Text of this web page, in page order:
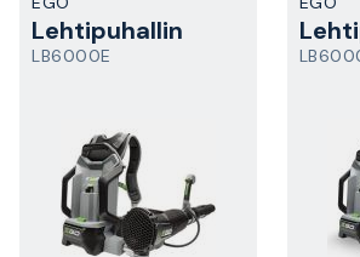
Lehtipuhallin
LB6000E